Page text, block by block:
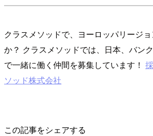
クラスメソッドで、ヨーロッパリージ
か？ クラスメソッドでは、日本、バン
で一緒に働く仲間を募集しています！
ソッド株式会社
この記事をシェアする